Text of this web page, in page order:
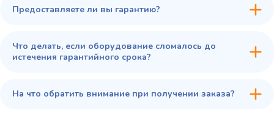
Предоставляете ли вы гарантию?
Что делать, если оборудование сломалось до
истечения гарантийного срока?
На что обратить внимание при получении заказа?